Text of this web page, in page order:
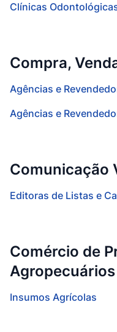
Clínicas
Compra,
Agências e
Agências e
Comunicação
Editoras de Listas e
Comércio de
Agropecuários
Insumos Agrícolas